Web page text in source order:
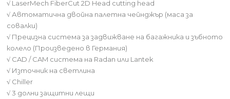
√ LaserMech FiberCut 2D Head cutting head
√ Автоматична двойна палетна чейнджър (маса за
совалки)
√ Прецизна система за задвижване на багажника и зъбното
колело (Произведено в Германия)
√ CAD / CAM система на Radan или Lantek
√ Източник на светлина
√ Chiller
√3 долни защитни лещи